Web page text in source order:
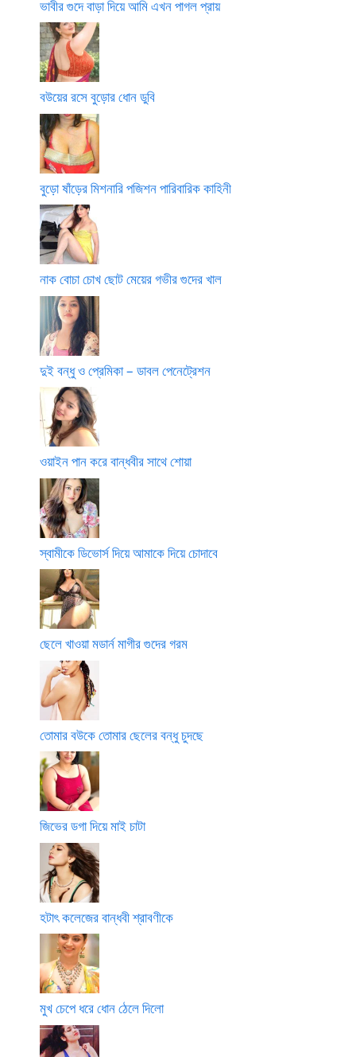
ভাবীর গুদে বাড়া দিয়ে আমি এখন পাগল প্রায়
বউয়ের রসে বুড়োর ধোন ডুবি
বুড়ো ষাঁড়ের মিশনারি পজিশন পারিবারিক কাহিনী
নাক বোচা চোখ ছোট মেয়ের গভীর গুদের খাল
দুই বন্ধু ও প্রেমিকা – ডাবল পেনেট্রেশন
ওয়াইন পান করে বান্ধবীর সাথে শোয়া
স্বামীকে ডিভোর্স দিয়ে আমাকে দিয়ে চোদাবে
ছেলে খাওয়া মডার্ন মাগীর গুদের গরম
তোমার বউকে তোমার ছেলের বন্ধু চুদছে
জিভের ডগা দিয়ে মাই চাটা
হটাৎ কলেজের বান্ধবী শ্রাবণীকে
মুখ চেপে ধরে ধোন ঠেলে দিলো